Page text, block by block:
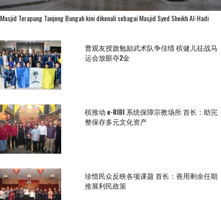
Masjid Terapung Tanjong Bungah kini dikenali sebagai Masjid Syed Sheikh Al-Hadi
曹观友授旗勉励武术队争佳绩 槟健儿征战马
运会放眼夺2金
槟推动 e-RIBI 系统保障宗教场所 首长：助完
整保存多元文化资产
珍惜民众反映各项课题 首长：善用剩余任期
推展利民政策